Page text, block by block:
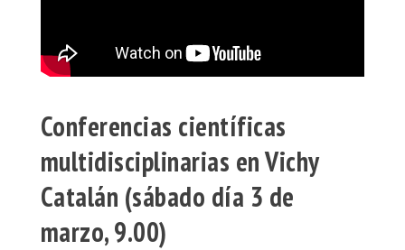
Conferencias científicas
multidisciplinarias en Vichy
Catalán (sábado día 3 de
marzo, 9.00)